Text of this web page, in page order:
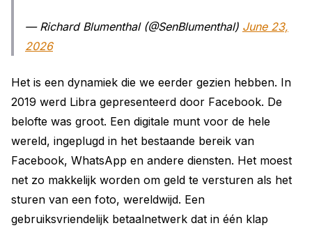
— Richard Blumenthal (@SenBlumenthal) June 23,
2026
Het is een dynamiek die we eerder gezien hebben. In
2019 werd Libra gepresenteerd door Facebook. De
belofte was groot. Een digitale munt voor de hele
wereld, ingeplugd in het bestaande bereik van
Facebook, WhatsApp en andere diensten. Het moest
net zo makkelijk worden om geld te versturen als het
sturen van een foto, wereldwijd. Een
gebruiksvriendelijk betaalnetwerk dat in één klap